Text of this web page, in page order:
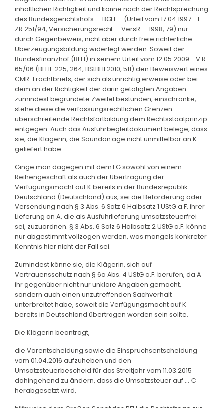
inhaltlichen Richtigkeit und könne nach der Rechtsprechung
des Bundesgerichtshofs --BGH-- (Urteil vom 17.04.1997 - I
ZR 251/94, Versicherungsrecht --VersR-- 1998, 79) nur
durch Gegenbeweis, nicht aber durch freie richterliche
Überzeugungsbildung widerlegt werden. Soweit der
Bundesfinanzhof (BFH) in seinem Urteil vom 12.05.2009 - V R
65/06 (BFHE 225, 264, BStBl II 2010, 511) den Beweiswert eines
CMR-Frachtbriefs, der sich als unrichtig erweise oder bei
dem an der Richtigkeit der darin getätigten Angaben
zumindest begründete Zweifel bestünden, einschränke,
stehe diese die verfassungsrechtlichen Grenzen
überschreitende Rechtsfortbildung dem Rechtsstaatprinzip
entgegen. Auch das Ausfuhrbegleitdokument belege, dass
sie, die Klägerin, die Soundanlage nicht unmittelbar an K
geliefert habe.
Ginge man dagegen mit dem FG sowohl von einem
Reihengeschäft als auch der Übertragung der
Verfügungsmacht auf K bereits in der Bundesrepublik
Deutschland (Deutschland) aus, sei die Beförderung oder
Versendung nach § 3 Abs. 6 Satz 6 Halbsatz 1 UStG a.F. ihrer
Lieferung an A, die als Ausfuhrlieferung umsatzsteuerfrei
sei, zuzuordnen. § 3 Abs. 6 Satz 6 Halbsatz 2 UStG a.F. könne
nur abgestimmt vollzogen werden, was mangels konkreter
Kenntnis hier nicht der Fall sei.
Zumindest könne sie, die Klägerin, sich auf
Vertrauensschutz nach § 6a Abs. 4 UStG a.F. berufen, da A
ihr gegenüber nicht nur unklare Angaben gemacht,
sondern auch einen unzutreffenden Sachverhalt
unterbreitet habe, soweit die Verfügungsmacht auf K
bereits in Deutschland übertragen worden sein sollte.
Die Klägerin beantragt,
die Vorentscheidung sowie die Einspruchsentscheidung
vom 01.04.2016 aufzuheben und den
Umsatzsteuerbescheid für das Streitjahr vom 11.03.2015
dahingehend zu ändern, dass die Umsatzsteuer auf ... €
herabgesetzt wird,